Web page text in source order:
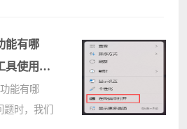
键，
能有哪
具使用方
能有哪
时，我们